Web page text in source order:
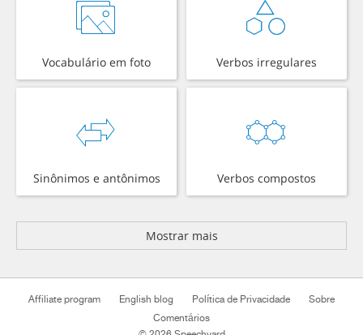
Vocabulário em foto Verbos irregulares
Sinônimos e antônimos Verbos compostos
Mostrar mais
Affiliate program English blog Política de Privacidade
Sobre
Comentários